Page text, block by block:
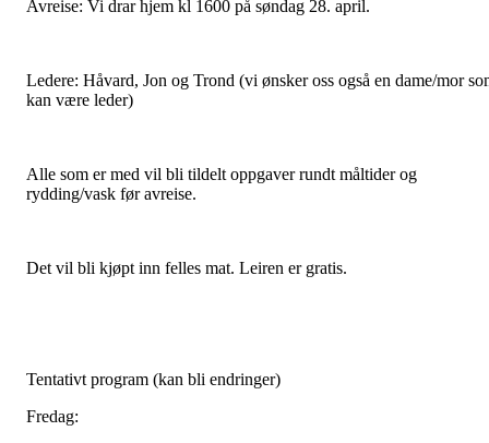
Avreise: Vi drar hjem kl 1600 på søndag 28. april.
Ledere: Håvard, Jon og Trond (vi ønsker oss også en dame/mor
kan være leder)
Alle som er med vil bli tildelt oppgaver rundt måltider og
rydding/vask før avreise.
Det vil bli kjøpt inn felles mat. Leiren er gratis.
Tentativt program (kan bli endringer)
Fredag: